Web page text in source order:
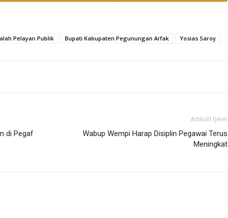
Pelayan Publik Bupati Kabupaten Pegunungan Arfak Yosias Saroy
di Pegaf
Artikulli tjetër
Wabup Wempi Harap Disiplin Pegawai Terus
Meningkat